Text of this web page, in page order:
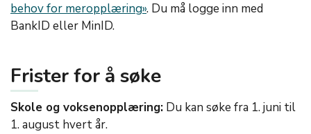
behov for meropplæring». Du må logge inn med
BankID eller MinID.
Frister for å søke
Skole og voksenopplæring: Du kan søke fra 1. juni til
1. august hvert år.